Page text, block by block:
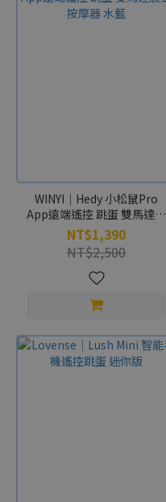
WINYI｜Hedy 小松鼠Pro
App遠端遙控 跳蛋 雙馬達震
動 按摩器 水藍
NT$1,390
NT$2,500